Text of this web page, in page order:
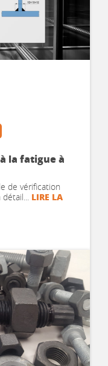
la fatigue à
de vérification
LIRE LA